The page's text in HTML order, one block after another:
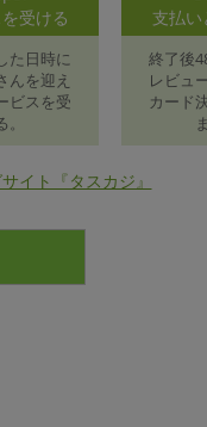
受ける
た日時に
んを迎え
ビスを受
支払い
終了後
レビュ
カード
イト『タスカジ』